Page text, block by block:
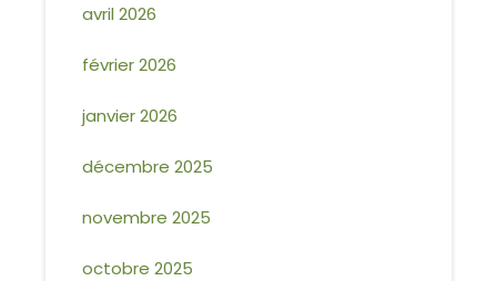
avril 2026
février 2026
janvier 2026
décembre 2025
novembre 2025
octobre 2025